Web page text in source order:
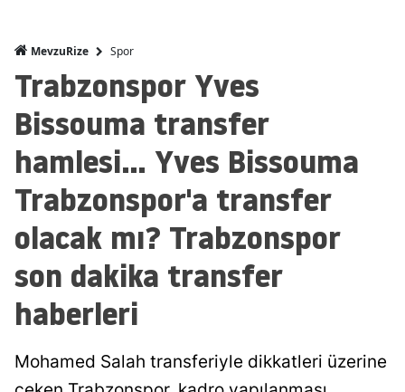
MevzuRize Spor
Trabzonspor Yves
Bissouma transfer
hamlesi... Yves Bissouma
Trabzonspor'a transfer
olacak mı? Trabzonspor
son dakika transfer
haberleri
Mohamed Salah transferiyle dikkatleri üzerine